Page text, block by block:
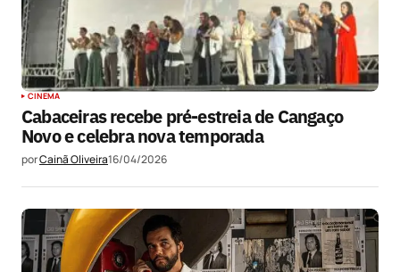
CINEMA
Cabaceiras recebe pré-estreia de Cangaço
Novo e celebra nova temporada
porCainã Oliveira16/04/2026